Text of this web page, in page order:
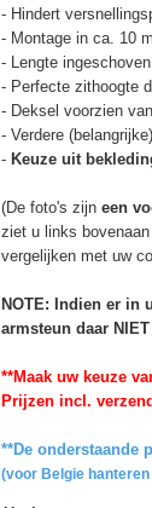
- Hindert
- Montage in ca. 10
- Lengte
- Perfecte zithoogte
- Deksel voorzien
- Verdere
- Keuze uit
(De foto's zijn een
ziet u links
vergelijken met uw
NOTE: Indien er in
armsteun daar
**Maak uw keuze
Prijzen incl.
**De onderstaande
(voor Belgie